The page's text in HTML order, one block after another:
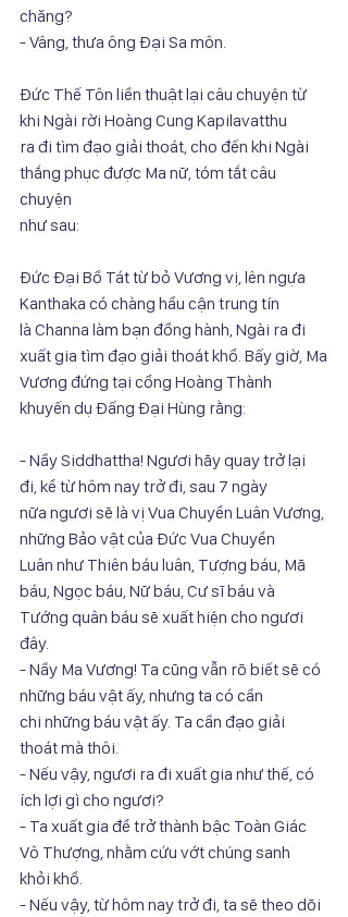
chăng?
- Vâng, thưa ông Đại Sa môn.
Đức Thế Tôn liền thuật lại câu chuyện từ
khi Ngài rời Hoàng Cung Kapilavatthu
ra đi tìm đạo giải thoát, cho đến khi Ngài
thắng phục được Ma nữ, tóm tắt câu
chuyện
như sau:
Đức Đại Bồ Tát từ bỏ Vương vị, lên ngựa
Kanthaka có chàng hầu cận trung tín
là Channa làm bạn đồng hành, Ngài ra đi
xuất gia tìm đạo giải thoát khổ. Bấy giờ, Ma
Vương đứng tại cổng Hoàng Thành
khuyến dụ Đấng Đại Hùng rằng:
- Nầy Siddhattha! Ngươi hãy quay trở lại
đi, kể từ hôm nay trở đi, sau 7 ngày
nữa ngươi sẽ là vị Vua Chuyển Luân Vương,
những Bảo vật của Đức Vua Chuyển
Luân như Thiên báu luân, Tượng báu, Mã
báu, Ngọc báu, Nữ báu, Cư sĩ báu và
Tướng quân báu sẽ xuất hiện cho ngươi
đây.
- Nầy Ma Vương! Ta cũng vẫn rõ biết sẽ có
những báu vật ấy, nhưng ta có cần
chi những báu vật ấy. Ta cần đạo giải
thoát mà thôi.
- Nếu vậy, ngươi ra đi xuất gia như thế, có
ích lợi gì cho ngươi?
- Ta xuất gia để trở thành bậc Toàn Giác
Vô Thượng, nhằm cứu vớt chúng sanh
khỏi khổ.
- Nếu vậy, từ hôm nay trở đi, ta sẽ theo dõi